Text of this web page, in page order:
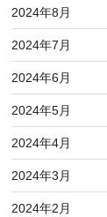
2024年8月
2024年7月
2024年6月
2024年5月
2024年4月
2024年3月
2024年2月